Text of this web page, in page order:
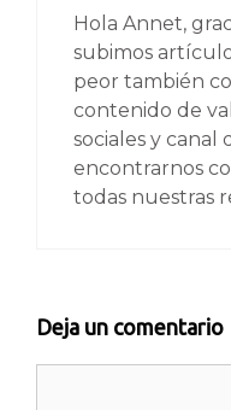
Hola Annet,
subimos
peor también
contenido de
sociales y canal
encontrarnos
todas nuestras
Deja un comentario